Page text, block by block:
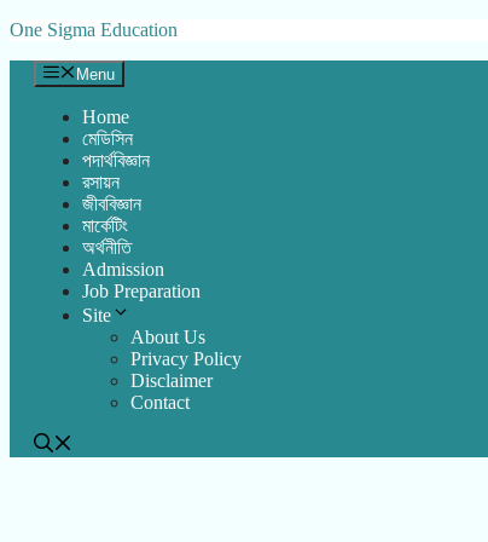
Skip
content
One Sigma Education
Menu
Home
মেডিসিন
পদার্থবিজ্ঞান
রসায়ন
জীববিজ্ঞান
মার্কেটিং
অর্থনীতি
Admission
Job Preparation
Site
About Us
Privacy Policy
Disclaimer
Contact